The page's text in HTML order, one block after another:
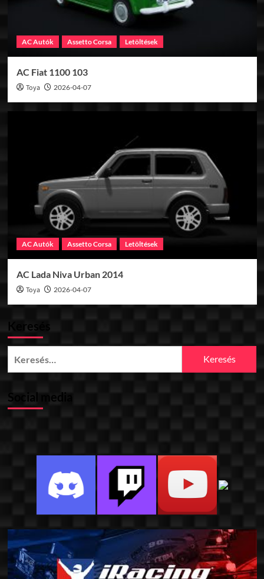
AC Autók Assetto Corsa Letöltések
AC Fiat 1100 103
Toya 2026-04-07
AC Autók Assetto Corsa Letöltések
AC Lada Niva Urban 2014
Toya 2026-04-07
Keresés
Social media